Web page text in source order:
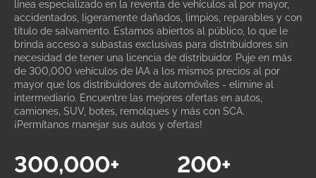
línea especializado en la reventa de vehículos al por mayor,
accidentados, ligeramente dañados, limpios, reparables y con
título de salvamento. Estamos abiertos al público, lo que le
brinda acceso a subastas exclusivas para distribuidores sin
necesidad de tener una licencia de distribuidor. Puje en más
de 300,000 vehículos de IAA a los mismos precios al por
mayor que los distribuidores de automóviles - elimine al
intermediario. Encuentre las mejores ofertas en autos,
camiones, SUV, botes, remolques y más con SCA.
¡Permítanos manejar sus autos y ofertas!
300,000+ 200+